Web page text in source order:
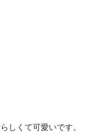
しくて可愛いです。